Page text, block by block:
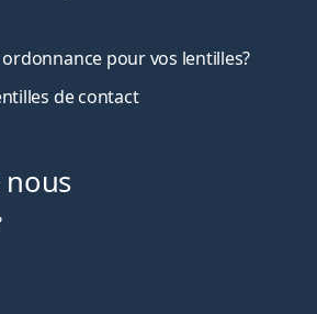
pour vos lentilles?
de contact